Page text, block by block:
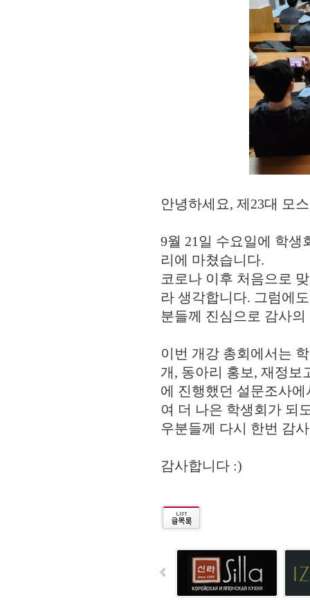
안녕하세요, 제23대 모
9월 21일 수요일에 학생
리에 마쳤습니다.
코로나 이후 처음으로
라 생각합니다. 그럼에
분들께 진심으로 감사
이번 개강 총회에서는
개, 동아리 홍보, 재정보
에 진행했던 설문조사
여 더 나은 학생회가 되
우분들께 다시 한번 감
감사합니다 :)